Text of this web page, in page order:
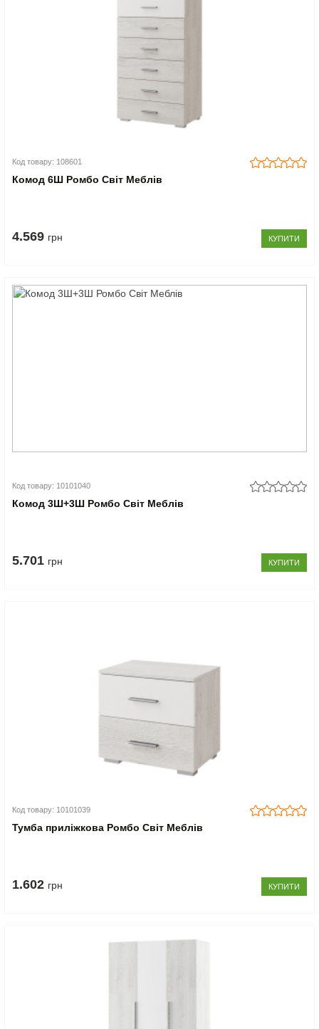
Код товару: 108601
Комод 6Ш Ромбо Світ Меблів
4.569 грн КУПИТИ
Код товару: 10101040
Комод 3Ш+3Ш Ромбо Світ Меблів
5.701 грн КУПИТИ
Код товару: 10101039
Тумба приліжкова Ромбо Світ Меблів
1.602 грн КУПИТИ